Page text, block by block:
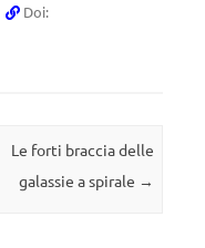
Doi:
Le forti braccia delle
galassie a spirale →